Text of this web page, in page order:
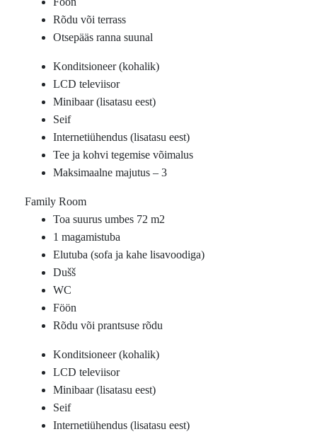
Rõdu või terrass
Otsepääs ranna suunal
Konditsioneer (kohalik)
LCD televiisor
Minibaar (lisatasu eest)
Seif
Internetiühendus (lisatasu eest)
Tee ja kohvi tegemise võimalus
Maksimaalne majutus – 3
Family Room
Toa suurus umbes 72 m2
1 magamistuba
Elutuba (sofa ja kahe lisavoodiga)
Dušš
WC
Föön
Rõdu või prantsuse rõdu
Konditsioneer (kohalik)
LCD televiisor
Minibaar (lisatasu eest)
Seif
Internetiühendus (lisatasu eest)